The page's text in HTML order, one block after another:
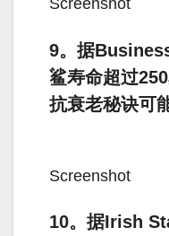
Screenshot
9。据
鲨寿命超过
抗衰老秘诀可
Screenshot
10。据Irish